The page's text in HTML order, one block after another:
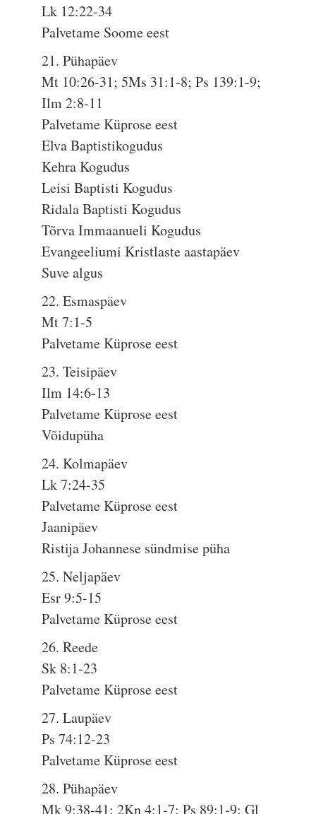
Lk 12:22-34
Palvetame Soome eest
21. Pühapäev
Mt 10:26-31; 5Ms 31:1-8; Ps 139:1-9;
Ilm 2:8-11
Palvetame Küprose eest
Elva Baptistikogudus
Kehra Kogudus
Leisi Baptisti Kogudus
Ridala Baptisti Kogudus
Tõrva Immaanueli Kogudus
Evangeeliumi Kristlaste aastapäev
Suve algus
22. Esmaspäev
Mt 7:1-5
Palvetame Küprose eest
23. Teisipäev
Ilm 14:6-13
Palvetame Küprose eest
Võidupüha
24. Kolmapäev
Lk 7:24-35
Palvetame Küprose eest
Jaanipäev
Ristija Johannese sündmise püha
25. Neljapäev
Esr 9:5-15
Palvetame Küprose eest
26. Reede
Sk 8:1-23
Palvetame Küprose eest
27. Laupäev
Ps 74:12-23
Palvetame Küprose eest
28. Pühapäev
Mk 9:38-41; 2Kn 4:1-7; Ps 89:1-9; Gl